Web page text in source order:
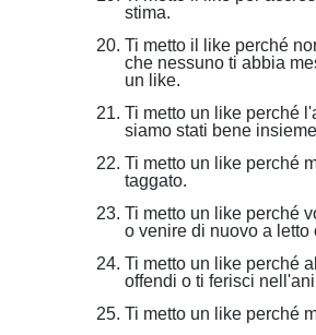
stima.
Ti metto il like perché
che nessuno ti abbia
un like.
Ti metto un like perché
siamo stati bene
Ti metto un like perché
taggato.
Ti metto un like perché
o venire di nuovo a letto
Ti metto un like perché
offendi o ti ferisci
Ti metto un like perché